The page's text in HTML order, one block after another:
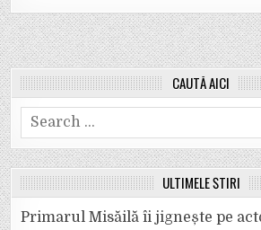
CAUTĂ AICI
Search
for:
ULTIMELE ȘTIRI
Primarul Misăilă îi jignește pe